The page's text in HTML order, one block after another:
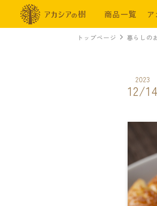
商品一覧
トップページ 暮らしの
2023
12/14